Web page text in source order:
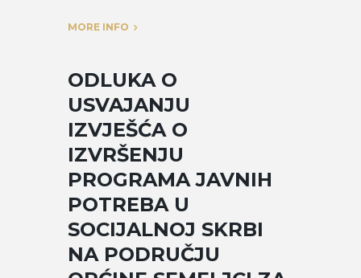
MORE INFO
ODLUKA O
USVAJANJU
IZVJEŠĆA O
IZVRŠENJU
PROGRAMA JAVNIH
POTREBA U
SOCIJALNOJ SKRBI
NA PODRUČJU